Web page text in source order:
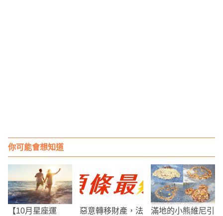
你可能會想知道
【10月星座運 惡意轉移財產，法 滿地的小熊維尼引